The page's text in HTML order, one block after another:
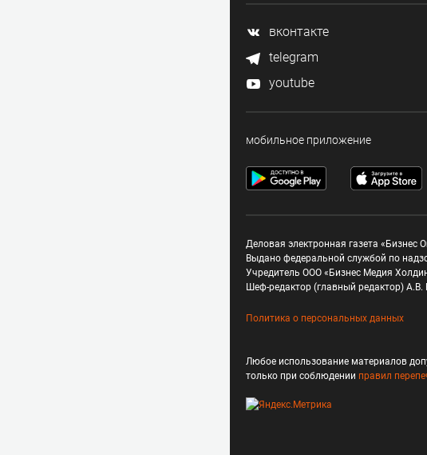
вконтакте
telegram
youtube
мобильное приложение
Деловая электронная газета
Выдано федеральной службой по
Учредитель ООО «Бизнес Медия
Шеф-редактор (главный редактор) А.В.
Политика о персональных данных
Любое использование материалов
только при соблюдении правил